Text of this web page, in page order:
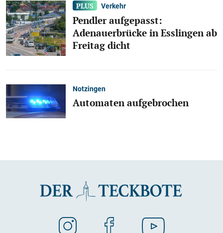
Verkehr
Pendler aufgepasst:
Adenauerbrücke in Esslingen ab
Freitag dicht
Notzingen
Automaten aufgebrochen